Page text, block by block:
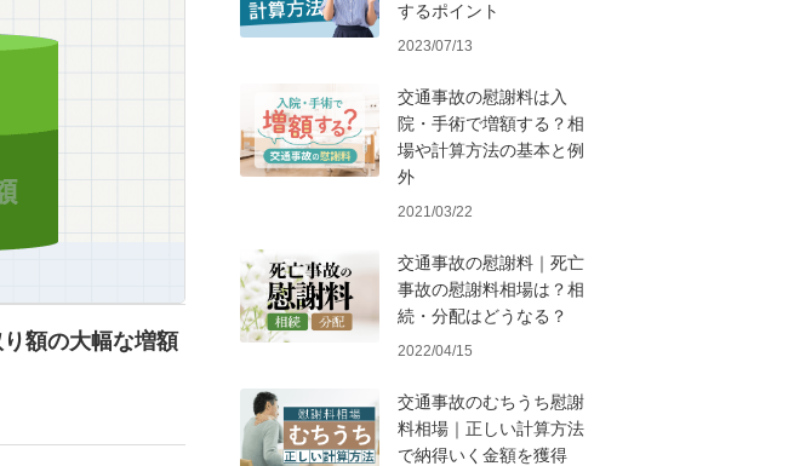
額の大幅な増額
するポイント
2023/07/13
交通事故の慰謝料は入
院・手術で増額する？相
場や計算方法の基本と例
外
2021/03/22
交通事故の慰謝料｜死亡
事故の慰謝料相場は？相
続・分配はどうなる？
2022/04/15
交通事故のむちうち慰謝
料相場｜正しい計算方法
で納得いく金額を獲得